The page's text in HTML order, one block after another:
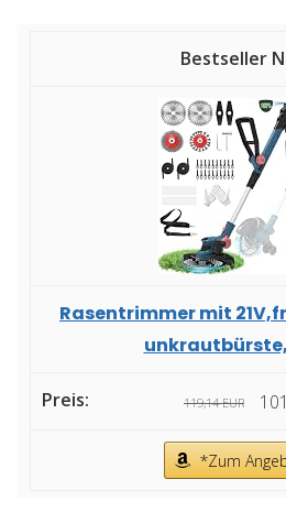
Rasentrimmer mit
119,14 EUR
*Zum